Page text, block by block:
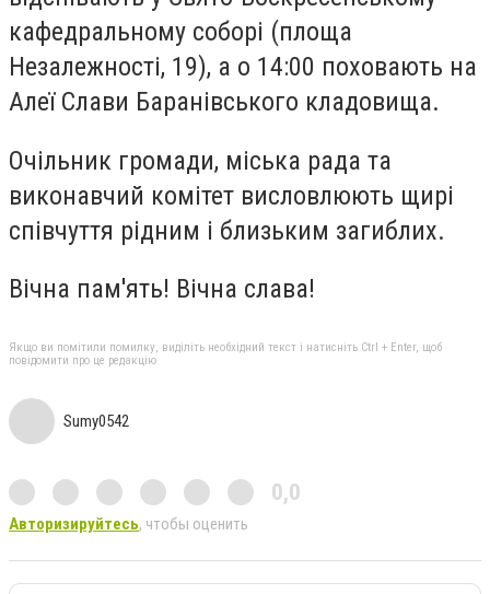
кафедральному соборі (площа
Незалежності, 19), а о 14:00 поховають на
Алеї Слави Баранівського кладовища.
Очільник громади, міська рада та
виконавчий комітет висловлюють щирі
співчуття рідним і близьким загиблих.
Вічна пам'ять! Вічна слава!
Якщо ви помітили помилку, виділіть необхідний текст і натисніть Ctrl + Enter, щоб
повідомити про це редакцію
Sumy0542
0,0
Авторизируйтесь, чтобы оценить